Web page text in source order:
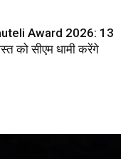
Award 2026: 13
को सीएम धामी करेंगे